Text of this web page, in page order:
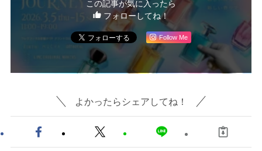
この記事が気に入ったら
フォローしてね！
Follow Me
よかったらシェアしてね！